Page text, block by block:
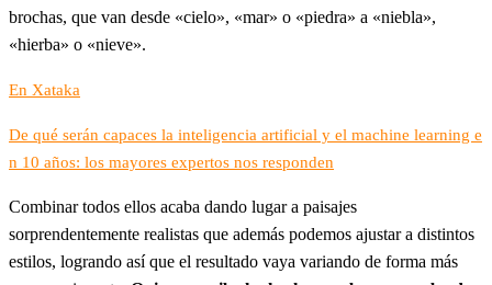
brochas, que van desde «cielo», «mar» o «piedra» a «niebla»,
«hierba» o «nieve».
En Xataka
De qué serán capaces la inteligencia artificial y el machine learning e
n 10 años: los mayores expertos nos responden
Combinar todos ellos acaba dando lugar a paisajes
sorprendentemente realistas que además podemos ajustar a distintos
estilos, logrando así que el resultado vaya variando de forma más